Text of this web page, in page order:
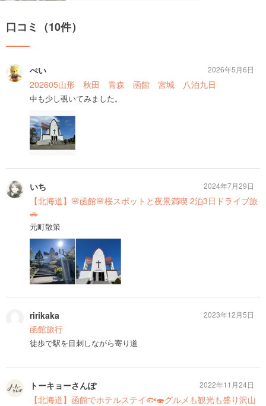
口コミ（10件）
ぺい
202605山形 秋田 青森 函館 宮城 八泊九日
中も少し覗いてみました。
2026年5月6日
いち
【北海道】🌸函館🌸桜スポットと夜景満喫 2泊3日ドライブ旅
🚗
元町散策
2024年7月29日
ririkaka
函館旅行
徒歩で駅を目刺しながら寄り道
2023年12月5日
トーキョーさんぽ
【北海道】函館でホテルステイ🐟🍣グルメも観光も盛り沢山
2022年11月24日